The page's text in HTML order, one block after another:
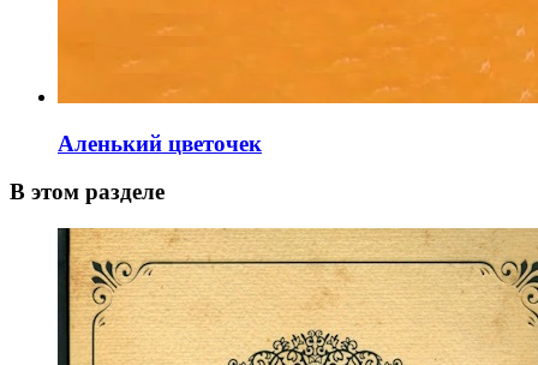
Аленький цветочек
В этом разделе